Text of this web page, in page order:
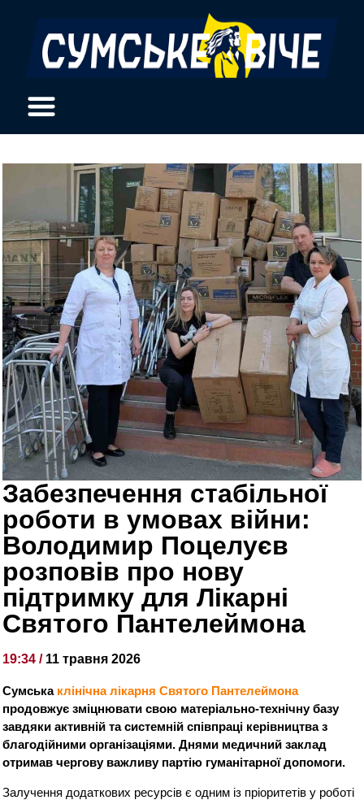
Забезпечення стабільної
роботи в умовах війни:
Володимир Поцелуєв
розповів про нову
підтримку для Лікарні
Святого Пантелеймона
19:34 / 11 травня 2026
Сумська клінічна лікарня Святого Пантелеймона
продовжує зміцнювати свою матеріально-технічну базу
завдяки активній та системній співпраці керівництва з
благодійними організаціями. Днями медичний заклад
отримав чергову важливу партію гуманітарної допомоги.
Залучення додаткових ресурсів є одним із пріоритетів у роботі